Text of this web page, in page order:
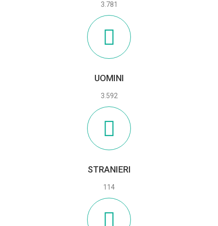
3.781
UOMINI
3.592
STRANIERI
114